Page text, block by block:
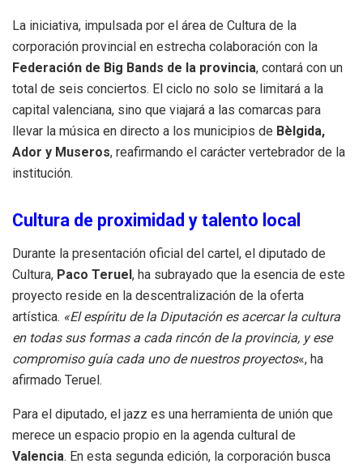
La iniciativa, impulsada por el área de Cultura de la
corporación provincial en estrecha colaboración con la
Federación de Big Bands de la provincia, contará con un
total de seis conciertos. El ciclo no solo se limitará a la
capital valenciana, sino que viajará a las comarcas para
llevar la música en directo a los municipios de Bèlgida,
Ador y Museros, reafirmando el carácter vertebrador de la
institución.
Cultura de proximidad y talento local
Durante la presentación oficial del cartel, el diputado de
Cultura, Paco Teruel, ha subrayado que la esencia de este
proyecto reside en la descentralización de la oferta
artística. «El espíritu de la Diputación es acercar la cultura
en todas sus formas a cada rincón de la provincia, y ese
compromiso guía cada uno de nuestros proyectos«, ha
afirmado Teruel.
Para el diputado, el jazz es una herramienta de unión que
merece un espacio propio en la agenda cultural de
Valencia. En esta segunda edición, la corporación busca